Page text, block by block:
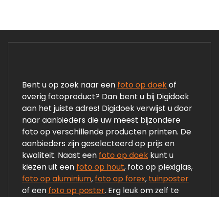
Bent u op zoek naar een foto op doekof
overig fotoproduct? Dan bent u bij Digidoek
aan het juiste adres! Digidoek verwijst u door
naar aanbieders die uw meest bijzondere
foto op verschillende producten printen. De
aanbieders zijn geselecteerd op prijs en
kwaliteit. Naast een foto op doek kunt u
kiezen uit een foto op hout, foto op plexiglas,
foto op aluminium, foto op forex, tuinposter
of een foto op poster. Erg leuk om zelf te